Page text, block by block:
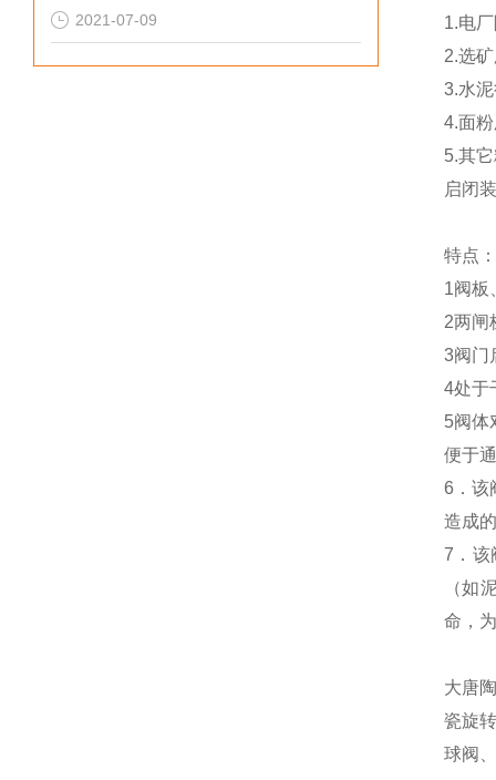
2021-07-09
1.电
2.选
3.水
4.面
5.其
启闭
特点：
1阀板
2两闸
3阀门
4处于
5阀体
便于
6．该
造成
7．该
（如
命，
大唐
瓷旋
球阀